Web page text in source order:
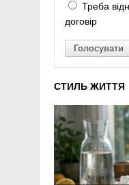
Треба
договір
Голосувати
СТИЛЬ ЖИТТЯ